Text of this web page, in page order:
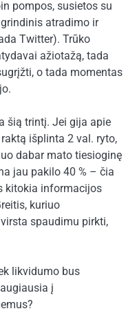
pompos, susietos su
atradimo ir
Twitter). Trūko
ažiotažą, tada
o tada momentas
šią trintį. Jei gija apie
išplinta 2 val. ryto,
dabar mato tiesioginę
jau pakilo 40 % – čia
kitokia informacijos
kuriuo
spaudimu pirkti,
likvidumo bus
į